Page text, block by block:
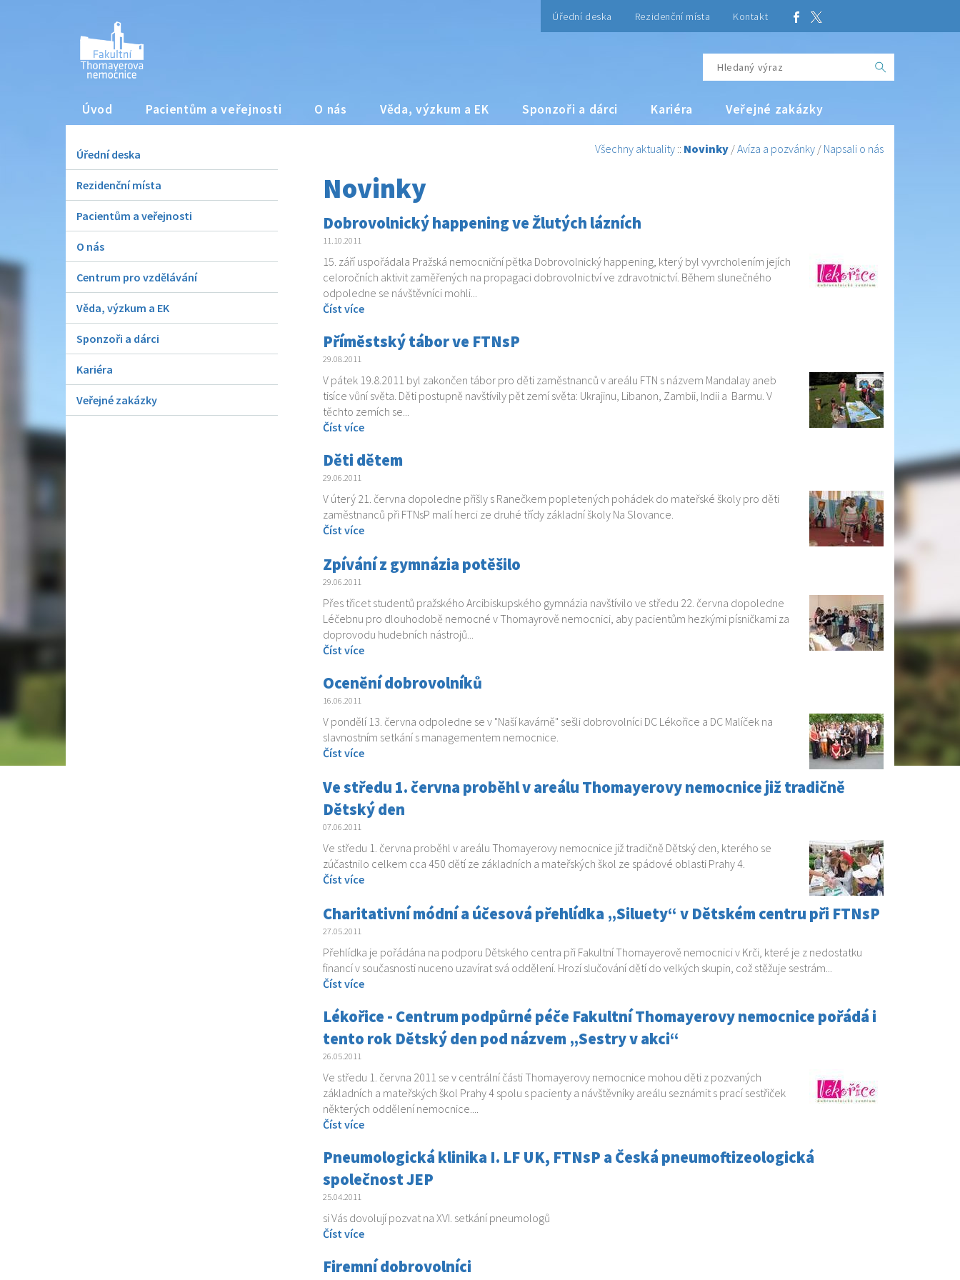
Úřední deska Rezidenční místa Kontakt
Úvod Pacientům a veřejnosti O nás Věda, výzkum a EK Sponzoři a dárci Kariéra Veřejné zakázky
Úřední deska
Rezidenční místa
Pacientům a veřejnosti
O nás
Centrum pro vzdělávání
Věda, výzkum a EK
Sponzoři a dárci
Kariéra
Veřejné zakázky
Všechny aktuality :: Novinky /Avíza a pozvánky / Napsali o nás
Novinky
Dobrovolnický happening ve Žlutých lázních
11.10.2011
15. září uspořádala Pražská nemocniční pětka Dobrovolnický happening, který byl vyvrcholením jejích
celoročních aktivit zaměřených na propagaci dobrovolnictví ve zdravotnictví. Během slunečného
odpoledne se návštěvníci mohli...
Číst více
Příměstský tábor ve FTNsP
29.08.2011
V pátek 19.8.2011 byl zakončen tábor pro děti zaměstnanců v areálu FTN s názvem Mandalay aneb
tisíce vůní světa. Děti postupně navštívily pět zemí světa: Ukrajinu, Libanon, Zambii, Indii a Barmu. V
těchto zemích se...
Číst více
Děti dětem
29.06.2011
V úterý 21. června dopoledne přišly s Ranečkem popletených pohádek do mateřské školy pro děti
zaměstnanců při FTNsP malí herci ze druhé třídy základní školy Na Slovance.
Číst více
Zpívání z gymnázia potěšilo
29.06.2011
Přes třicet studentů pražského Arcibiskupského gymnázia navštívilo ve středu 22. června dopoledne
Léčebnu pro dlouhodobě nemocné v Thomayrově nemocnici, aby pacientům hezkými písničkami za
doprovodu hudebních nástrojů...
Číst více
Ocenění dobrovolníků
16.06.2011
V pondělí 13. června odpoledne se v "Naší kavárně" sešli dobrovolníci DC Lékořice a DC Malíček na
slavnostním setkání s managementem nemocnice.
Číst více
Ve středu 1. června proběhl v areálu Thomayerovy nemocnice již tradičně
Dětský den
07.06.2011
Ve středu 1. června proběhl v areálu Thomayerovy nemocnice již tradičně Dětský den, kterého se
zúčastnilo celkem cca 450 dětí ze základních a mateřských škol ze spádové oblasti Prahy 4.
Číst více
Charitativní módní a účesová přehlídka „Siluety“ v Dětském centru při FTNsP
27.05.2011
Přehlídka je pořádána na podporu Dětského centra při Fakultní Thomayerově nemocnici v Krči, které je z nedostatku
financí v současnosti nuceno uzavírat svá oddělení. Hrozí slučování dětí do velkých skupin, což stěžuje sestrám...
Číst více
Lékořice - Centrum podpůrné péče Fakultní Thomayerovy nemocnice pořádá i
tento rok Dětský den pod názvem „Sestry v akci“
26.05.2011
Ve středu 1. června 2011 se v centrální části Thomayerovy nemocnice mohou děti z pozvaných
základních a mateřských škol Prahy 4 spolu s pacienty a návštěvníky areálu seznámit s prací sestřiček
některých oddělení nemocnice....
Číst více
Pneumologická klinika I. LF UK, FTNsP a Česká pneumoftizeologická
společnost JEP
25.04.2011
si Vás dovolují pozvat na XVI. setkání pneumologů
Číst více
Firemní dobrovolníci